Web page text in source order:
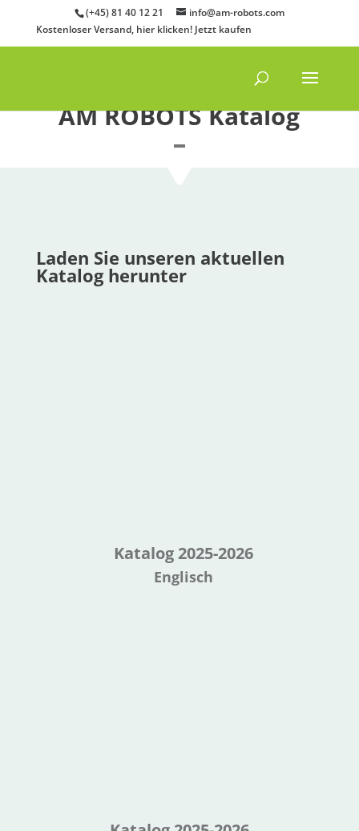
(+45) 81 40 12 21
info@am-robots.com
Kostenloser Versand, hier klicken! Jetzt kaufen
AM ROBOTS Katalog
Laden Sie unseren aktuellen
Katalog herunter
Katalog 2025-2026
Englisch